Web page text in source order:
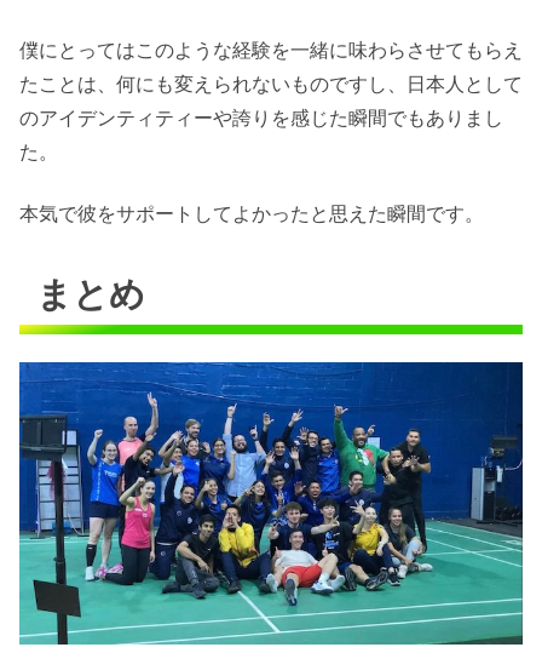
僕にとってはこのような経験を一緒に味わらさせてもらえ
たことは、何にも変えられないものですし、日本人として
のアイデンティティーや誇りを感じた瞬間でもありまし
た。
本気で彼をサポートしてよかったと思えた瞬間です。
まとめ